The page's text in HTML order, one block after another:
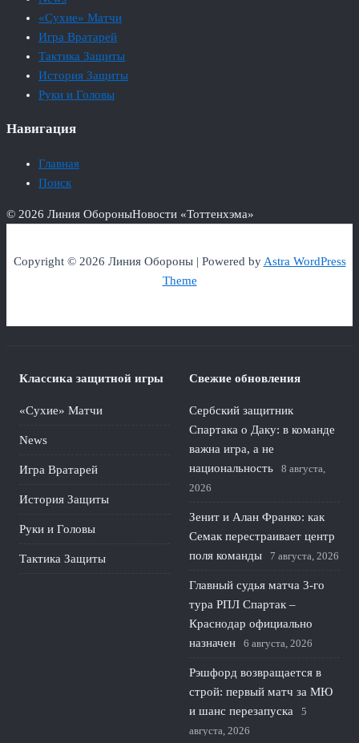
«Сухие» Матчи
Игра Вратарей
Тактика Защиты
История Защиты
Руки и Головы
Навигация
Главная
Поиск
© 2026 Линия ОбороныНовости «Тоттенхэма»
Copyright © 2026 Линия Обороны | Powered byAstra WordPress
Theme
Классика защитной игры
«Сухие» Матчи
News
Игра Вратарей
История Защиты
Руки и Головы
Тактика Защиты
Свежие обновления
Сербский защитник
Спартака о Даку: в команде
важна игра, а не
национальность
8 августа,
2026
Зенит и Алан Франко: как
Семак перестраивает центр
поля команды
7 августа, 2026
Главный судья матча 3-го
тура РПЛ Спартак –
Краснодар официально
назначен
6 августа, 2026
Рэшфорд возвращается в
строй: первый матч за МЮ
и шанс перезапуска
5
августа, 2026